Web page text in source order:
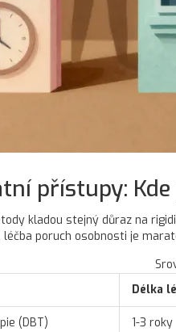
přístupy:
kladou stejný důraz na
poruch osobnosti je
Délka
(DBT) 1-3 roky